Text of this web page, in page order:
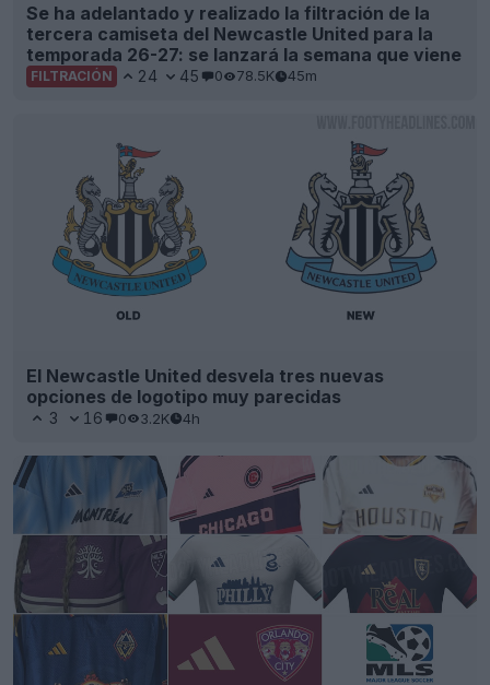
Se ha adelantado y realizado la filtración de la
tercera camiseta del Newcastle United para la
temporada 26-27: se lanzará la semana que viene
FILTRACIÓN 24 45 0 78.5K 45m
El Newcastle United desvela tres nuevas
opciones de logotipo muy parecidas
3 16 0 3.2K 4h